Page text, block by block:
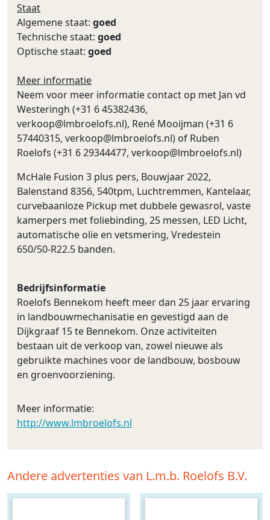
Staat
Algemene staat: goed
Technische staat: goed
Optische staat: goed
Meer informatie
Neem voor meer informatie contact op met Jan vd
Westeringh (+31 6 45382436,
verkoop@lmbroelofs.nl), René Mooijman (+31 6
57440315, verkoop@lmbroelofs.nl) of Ruben
Roelofs (+31 6 29344477, verkoop@lmbroelofs.nl)
McHale Fusion 3 plus pers, Bouwjaar 2022,
Balenstand 8356, 540tpm, Luchtremmen, Kantelaar,
curvebaanloze Pickup met dubbele gewasrol, vaste
kamerpers met foliebinding, 25 messen, LED Licht,
automatische olie en vetsmering, Vredestein
650/50-R22.5 banden.
Bedrijfsinformatie
Roelofs Bennekom heeft meer dan 25 jaar ervaring
in landbouwmechanisatie en gevestigd aan de
Dijkgraaf 15 te Bennekom. Onze activiteiten
bestaan uit de verkoop van, zowel nieuwe als
gebruikte machines voor de landbouw, bosbouw
en groenvoorziening.
Meer informatie:
http://www.lmbroelofs.nl
Andere advertenties van L.m.b. Roelofs B.V.